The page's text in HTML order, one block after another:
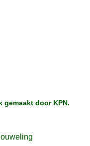
gemaakt door KPN .